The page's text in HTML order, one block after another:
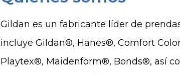
Gildan es un fabricante líder de
incluye Gildan®, Hanes®, Comfort
Playtex®, Maidenform®, Bonds®, así